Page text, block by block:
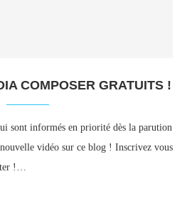
COMPOSER GRATUITS !
sont informés en priorité dès la parution
vidéo sur ce blog ! Inscrivez vous
!…